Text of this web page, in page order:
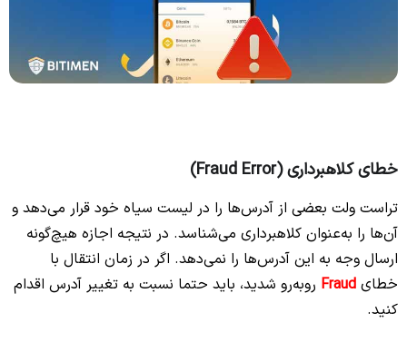
خطای کلاهبرداری (Fraud Error)
تراست ولت بعضی از آدرس‌ها را در لیست سیاه خود قرار می‌دهد و
آن‌ها را به‌عنوان کلاهبرداری می‌شناسد. در نتیجه اجازه هیچ‌گونه
ارسال وجه به این آدرس‌ها را نمی‌دهد. اگر در زمان انتقال با
خطای Fraud روبه‌رو شدید، باید حتما نسبت به تغییر آدرس اقدام
کنید.